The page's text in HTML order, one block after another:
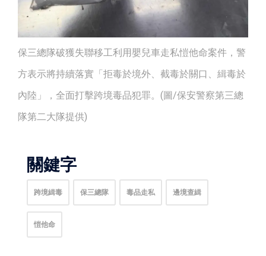
保三總隊破獲失聯移工利用嬰兒車走私愷他命案件，警
方表示將持續落實「拒毒於境外、截毒於關口、緝毒於
內陸」，全面打擊跨境毒品犯罪。(圖/保安警察第三總
隊第二大隊提供)
關鍵字
跨境緝毒 保三總隊 毒品走私 邊境查緝
愷他命